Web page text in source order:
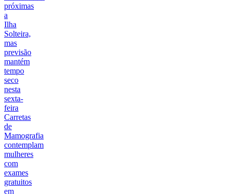
próximas
a
Ilha
Solteira,
mas
previsão
mantém
tempo
seco
nesta
sexta-
feira
Carretas
de
Mamografia
contemplam
mulheres
com
exames
gratuitos
em